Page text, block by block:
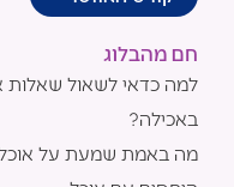
חם מהבלוג
למה כדאי לשאול שאלות
באכילה?
מה באמת שמעת על